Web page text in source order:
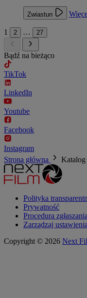
Zwiastun
1 2 … 27
Bądź na bieżąco
TikTok
LinkedIn
Youtube
Facebook
Instagram
Strona główna
Polityka
Prywatność
Procedura
Zarządzaj
Copyright © 2026 Next